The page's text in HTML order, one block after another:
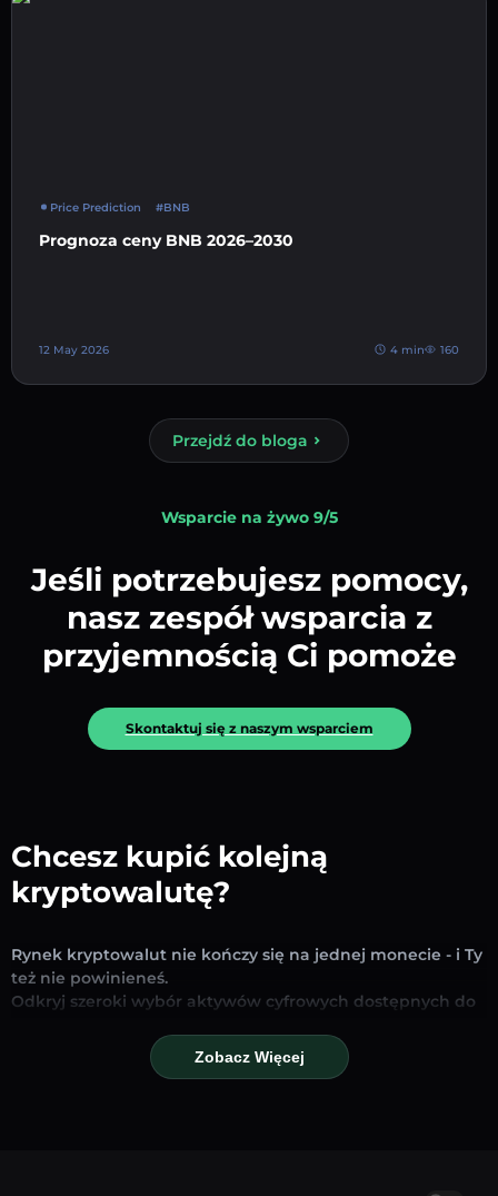
Price Prediction #BNB
Prognoza ceny BNB 2026–2030
12 May 2026 4 min 160
Przejdź do bloga
Wsparcie na żywo 9/5
Jeśli potrzebujesz pomocy,
nasz zespół wsparcia z
przyjemnością Ci pomoże
Skontaktuj się z naszym wsparciem
Chcesz kupić kolejną
kryptowalutę?
Rynek kryptowalut nie kończy się na jednej monecie - i Ty
też nie powinieneś.
Odkryj szeroki wybór aktywów cyfrowych dostępnych do
tego, czy szukasz uznanych stablecoinów, obiecujących
altcoinów czy nowych trendujących tokenów – znajdziesz
Zobacz Więcej